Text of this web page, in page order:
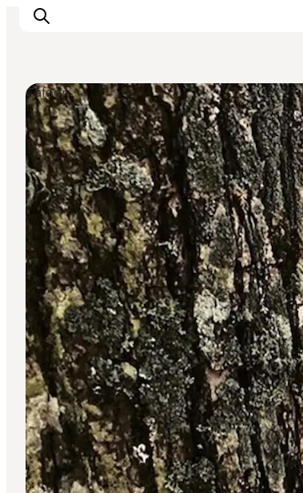
Oplevelser
Kalender
Byer og steder
Planlæg ferien
Transport
Cafeer